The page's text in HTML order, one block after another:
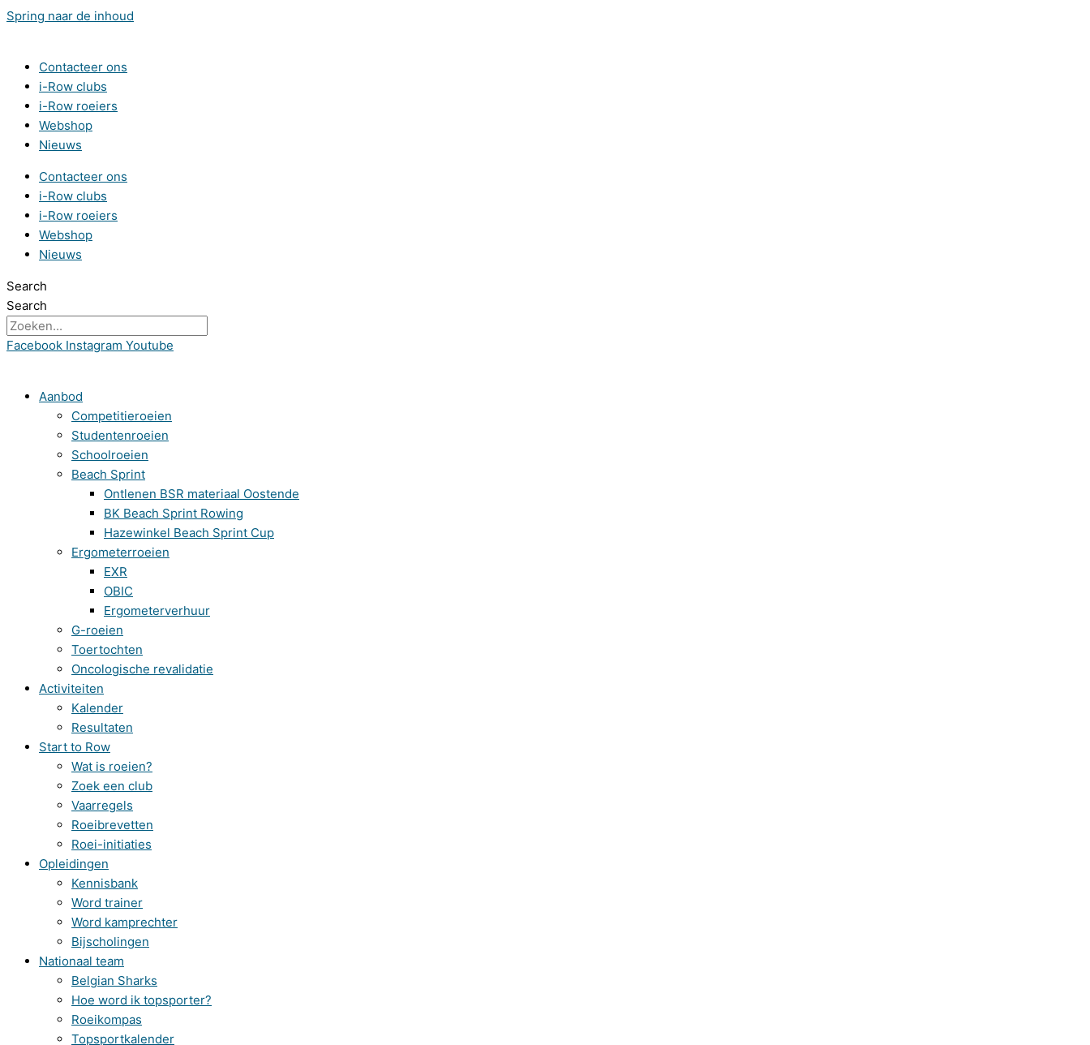
Spring naar de inhoud
Contacteer ons
i-Row clubs
i-Row roeiers
Webshop
Nieuws
Contacteer ons
i-Row clubs
i-Row roeiers
Webshop
Nieuws
Search
Search
Facebook Instagram Youtube
Aanbod
Competitieroeien
Studentenroeien
Schoolroeien
Beach Sprint
Ontlenen BSR materiaal Oostende
BK Beach Sprint Rowing
Hazewinkel Beach Sprint Cup
Ergometerroeien
EXR
OBIC
Ergometerverhuur
G-roeien
Toertochten
Oncologische revalidatie
Activiteiten
Kalender
Resultaten
Start to Row
Wat is roeien?
Zoek een club
Vaarregels
Roeibrevetten
Roei-initiaties
Opleidingen
Kennisbank
Word trainer
Word kamprechter
Bijscholingen
Nationaal team
Belgian Sharks
Hoe word ik topsporter?
Roeikompas
Topsportkalender